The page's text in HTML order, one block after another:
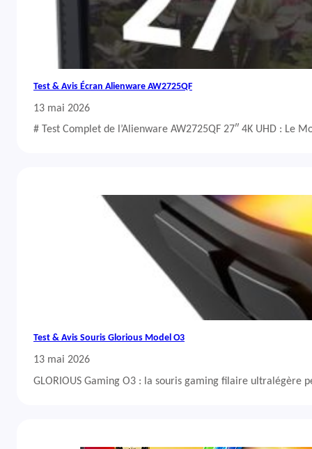
Test & Avis Écran Alienware AW2725QF
13 mai 2026
# Test Complet de l’Alienware AW2725QF 27″ 4K UHD : Le
Test & Avis Souris Glorious Model O3
13 mai 2026
GLORIOUS Gaming O3 : la souris gaming filaire ultralégère